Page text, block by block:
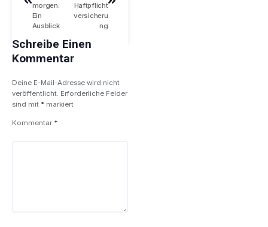
morgen:
Ein
Ausblick
Haftpflicht
versicheru
ng
Schreibe Einen
Kommentar
Deine E-Mail-Adresse wird nicht
veröffentlicht. Erforderliche Felder
sind mit * markiert
Kommentar *